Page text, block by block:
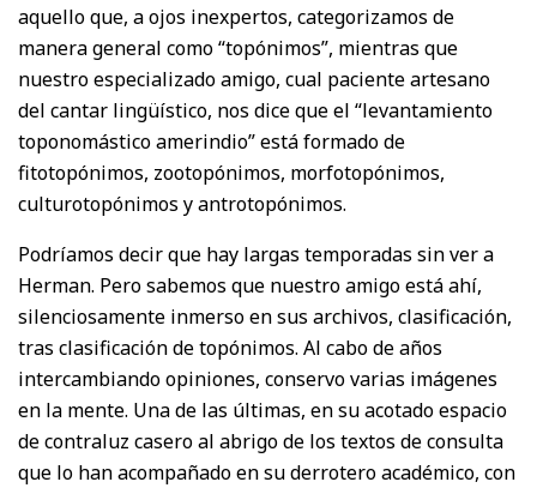
aquello que, a ojos inexpertos, categorizamos de
manera general como “topónimos”, mientras que
nuestro especializado amigo, cual paciente artesano
del cantar lingüístico, nos dice que el “levantamiento
toponomástico amerindio” está formado de
fitotopónimos, zootopónimos, morfotopónimos,
culturotopónimos y antrotopónimos.
Podríamos decir que hay largas temporadas sin ver a
Herman. Pero sabemos que nuestro amigo está ahí,
silenciosamente inmerso en sus archivos, clasificación,
tras clasificación de topónimos. Al cabo de años
intercambiando opiniones, conservo varias imágenes
en la mente. Una de las últimas, en su acotado espacio
de contraluz casero al abrigo de los textos de consulta
que lo han acompañado en su derrotero académico, con